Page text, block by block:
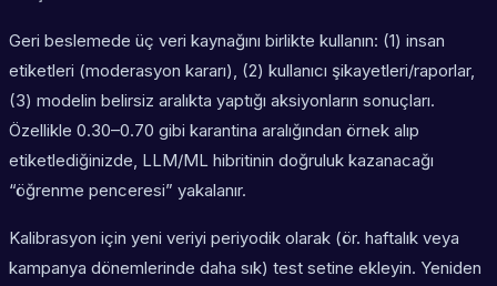
Geri beslemede üç veri kaynağını birlikte kullanın: (1) insan
etiketleri (moderasyon kararı), (2) kullanıcı şikayetleri/raporlar,
(3) modelin belirsiz aralıkta yaptığı aksiyonların sonuçları.
Özellikle 0.30–0.70 gibi karantina aralığından örnek alıp
etiketlediğinizde, LLM/ML hibritinin doğruluk kazanacağı
“öğrenme penceresi” yakalanır.
Kalibrasyon için yeni veriyi periyodik olarak (ör. haftalık veya
kampanya dönemlerinde daha sık) test setine ekleyin. Yeniden